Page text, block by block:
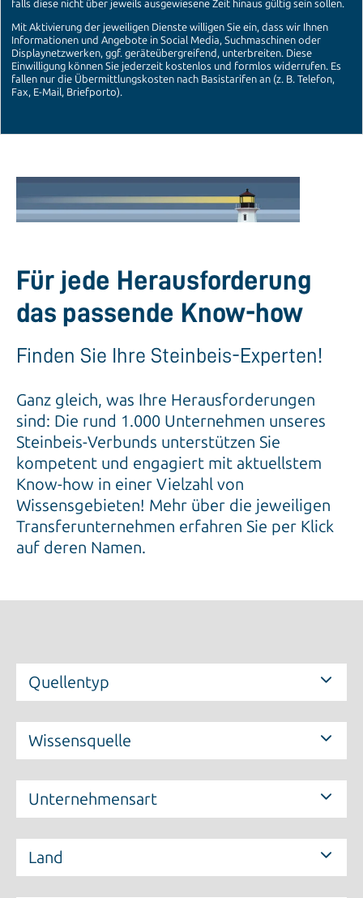
Für jede Herausforderung
das passende Know-how
Finden Sie Ihre Steinbeis-Experten!
Ganz gleich, was Ihre Herausforderungen
sind: Die rund 1.000 Unternehmen unseres
Steinbeis-Verbunds unterstützen Sie
kompetent und engagiert mit aktuellstem
Know-how in einer Vielzahl von
Wissensgebieten! Mehr über die jeweiligen
Transferunternehmen erfahren Sie per Klick
auf deren Namen.
Quellentyp
Wissensquelle
Unternehmensart
Land